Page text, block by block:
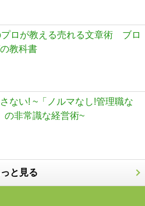
プロが教える売れる文章術 ブロ
教科書
ない! ~「ノルマなし!管理職な
の非常識な経営術~
っと見る